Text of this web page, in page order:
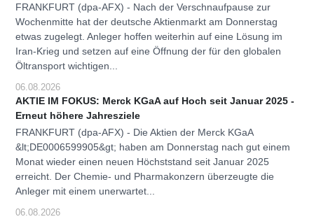
FRANKFURT (dpa-AFX) - Nach der Verschnaufpause zur
Wochenmitte hat der deutsche Aktienmarkt am Donnerstag
etwas zugelegt. Anleger hoffen weiterhin auf eine Lösung im
Iran-Krieg und setzen auf eine Öffnung der für den globalen
Öltransport wichtigen...
06.08.2026
AKTIE IM FOKUS: Merck KGaA auf Hoch seit Januar 2025 -
Erneut höhere Jahresziele
FRANKFURT (dpa-AFX) - Die Aktien der Merck KGaA
&lt;DE0006599905&gt; haben am Donnerstag nach gut einem
Monat wieder einen neuen Höchststand seit Januar 2025
erreicht. Der Chemie- und Pharmakonzern überzeugte die
Anleger mit einem unerwartet...
06.08.2026